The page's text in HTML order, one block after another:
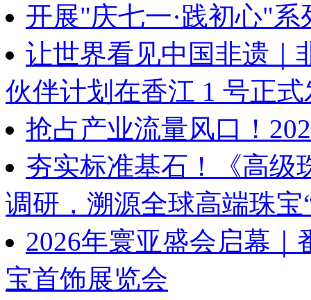
开展"庆七一·践初心"系
让世界看见中国非遗｜
伙伴计划在香江 1 号正
抢占产业流量风口！
夯实标准基石！《高级
调研，溯源全球高端珠宝
2026年寰亚盛会启幕
宝首饰展览会